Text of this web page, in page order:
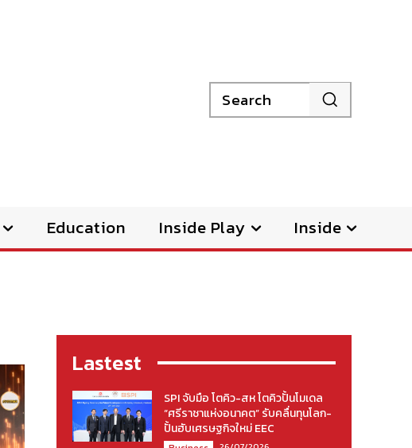
Search
Education Inside Play Inside
Lastest
SPI จับมือ โตคิว-สห โตคิวปั้นโมเดล
“ศรีราชาแห่งอนาคต” รับคลื่นทุนโลก-
ปั้นฮับเศรษฐกิจใหม่ EEC